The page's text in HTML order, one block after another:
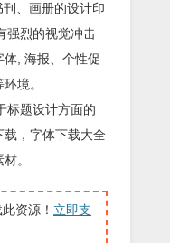
、画册的设计印
强烈的视觉冲击
体, 海报、个性促
境。
标题设计方面的
载，字体下载大全
。
资源！ 立即支